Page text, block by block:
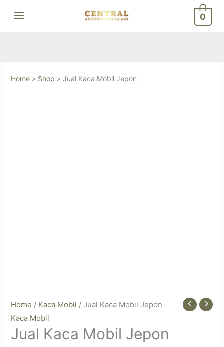
0
Home» Shop » Jual Kaca Mobil Jepon
Home / Kaca Mobil / Jual Kaca Mobil Jepon
Kaca Mobil
Jual Kaca Mobil Jepon